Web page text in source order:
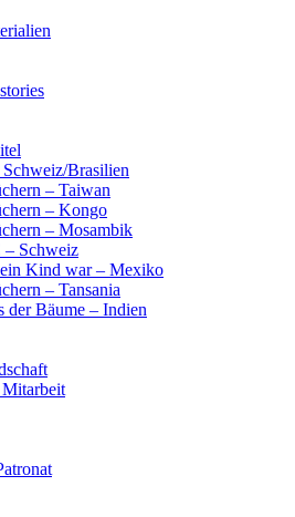
Brasilien
– Taiwan
– Kongo
– Mosambik
Schweiz
Kind war – Mexiko
– Tansania
der Bäume – Indien